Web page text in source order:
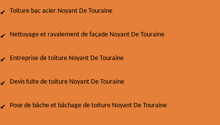
Toiture bac acier Noyant De Touraine
Nettoyage et ravalement de façade Noyant De Touraine
Entreprise de toiture Noyant De Touraine
Devis fuite de toiture Noyant De Touraine
Pose de bâche et bâchage de toiture Noyant De Touraine